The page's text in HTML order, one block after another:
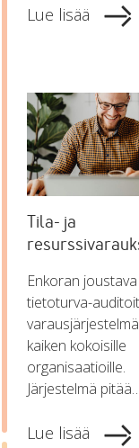
Lue lisää
Tila- ja
Enkoran
tietoturva-
kaiken kokoisille
organisaatioille.
Järjestelmä
Lue lisää